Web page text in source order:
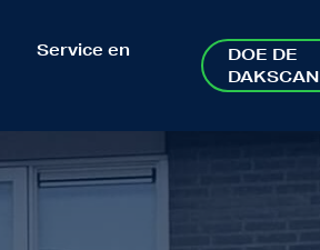
Service en
DOE DE
DAKSCAN